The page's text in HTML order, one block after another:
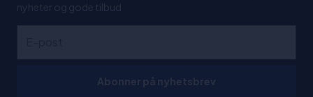
nyheter og gode tilbud